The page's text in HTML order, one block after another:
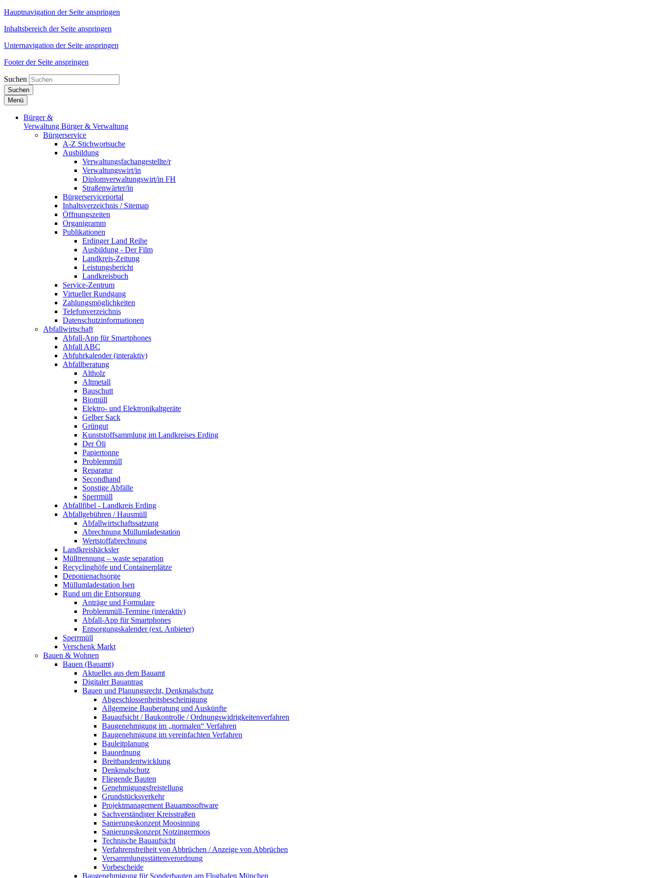
Hauptnavigation der Seite anspringen
Inhaltsbereich der Seite anspringen
Unternavigation der Seite anspringen
Footer der Seite anspringen
Suchen
Suchen
Menü
Bürger &
Verwaltung Bürger & Verwaltung
Bürgerservice
A-Z Stichwortsuche
Ausbildung
Verwaltungsfachangestellte/r
Verwaltungswirt/in
Diplomverwaltungswirt/in FH
Straßenwärter/in
Bürgerserviceportal
Inhaltsverzeichnis / Sitemap
Öffnungszeiten
Organigramm
Publikationen
Erdinger Land Reihe
Ausbildung - Der Film
Landkreis-Zeitung
Leistungsbericht
Landkreisbuch
Service-Zentrum
Virtueller Rundgang
Zahlungsmöglichkeiten
Telefonverzeichnis
Datenschutzinformationen
Abfallwirtschaft
Abfall-App für Smartphones
Abfall ABC
Abfuhrkalender (interaktiv)
Abfallberatung
Altholz
Altmetall
Bauschutt
Biomüll
Elektro- und Elektronikaltgeräte
Gelber Sack
Grüngut
Kunststoffsammlung im Landkreises Erding
Der Öli
Papiertonne
Problemmüll
Reparatur
Secondhand
Sonstige Abfälle
Sperrmüll
Abfallfibel - Landkreis Erding
Abfallgebühren / Hausmüll
Abfallwirtschaftssatzung
Abrechnung Müllumladestation
Wertstoffabrechnung
Landkreishäcksler
Mülltrennung – waste separation
Recyclinghöfe und Containerplätze
Deponienachsorge
Müllumladestation Isen
Rund um die Entsorgung
Anträge und Formulare
Problemmüll-Termine (interaktiv)
Abfall-App für Smartphones
Entsorgungskalender (ext. Anbieter)
Sperrmüll
Verschenk Markt
Bauen & Wohnen
Bauen (Bauamt)
Aktuelles aus dem Bauamt
Digitaler Bauantrag
Bauen und Planungsrecht, Denkmalschutz
Abgeschlossenheitsbescheinigung
Allgemeine Bauberatung und Auskünfte
Bauaufsicht / Baukontrolle / Ordnungswidrigkeitenverfahren
Baugenehmigung im „normalen“ Verfahren
Baugenehmigung im vereinfachten Verfahren
Bauleitplanung
Bauordnung
Breitbandentwicklung
Denkmalschutz
Fliegende Bauten
Genehmigungsfreistellung
Grundstücksverkehr
Projektmanagement Bauamtssoftware
Sachverständiger Kreisstraßen
Sanierungskonzept Moosinning
Sanierungskonzept Notzingermoos
Technische Bauaufsicht
Verfahrensfreiheit von Abbrüchen / Anzeige von Abbrüchen
Versammlungsstättenverordnung
Vorbescheide
Baugenehmigung für Sonderbauten am Flughafen München